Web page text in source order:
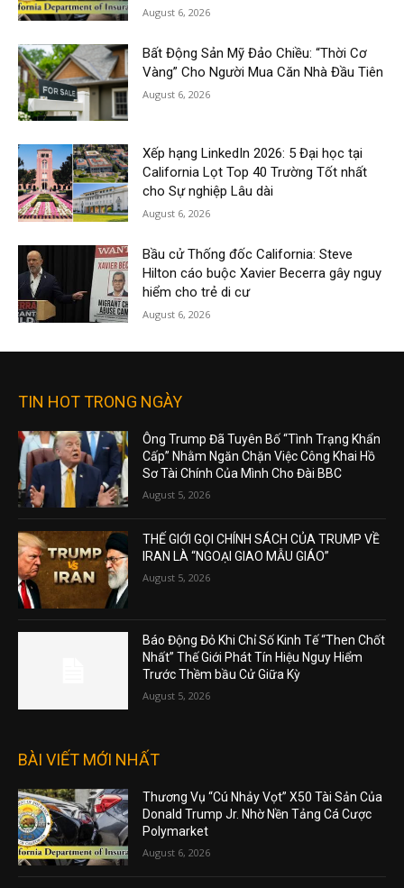
August 6, 2026
Bất Động Sản Mỹ Đảo Chiều: “Thời Cơ
Vàng” Cho Người Mua Căn Nhà Đầu Tiên
August 6, 2026
Xếp hạng LinkedIn 2026: 5 Đại học tại
California Lọt Top 40 Trường Tốt nhất
cho Sự nghiệp Lâu dài
August 6, 2026
Bầu cử Thống đốc California: Steve
Hilton cáo buộc Xavier Becerra gây nguy
hiểm cho trẻ di cư
August 6, 2026
TIN HOT TRONG NGÀY
Ông Trump Đã Tuyên Bố “Tình Trạng Khẩn
Cấp” Nhằm Ngăn Chặn Việc Công Khai Hồ
Sơ Tài Chính Của Mình Cho Đài BBC
August 5, 2026
THẾ GIỚI GỌI CHÍNH SÁCH CỦA TRUMP VỀ
IRAN LÀ “NGOẠI GIAO MẪU GIÁO”
August 5, 2026
Báo Động Đỏ Khi Chỉ Số Kinh Tế “Then Chốt
Nhất” Thế Giới Phát Tín Hiệu Nguy Hiểm
Trước Thềm bầu Cử Giữa Kỳ
August 5, 2026
BÀI VIẾT MỚI NHẤT
Thương Vụ “Cú Nhảy Vọt” X50 Tài Sản Của
Donald Trump Jr. Nhờ Nền Tảng Cá Cược
Polymarket
August 6, 2026